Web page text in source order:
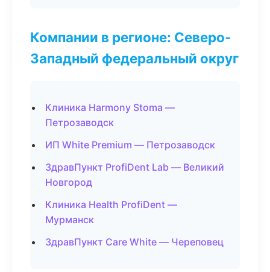
Компании в регионе: Северо-
Западный федеральный округ
Клиника Harmony Stoma —
Петрозаводск
ИП White Premium — Петрозаводск
ЗдравПункт ProfiDent Lab — Великий
Новгород
Клиника Health ProfiDent —
Мурманск
ЗдравПункт Care White — Череповец